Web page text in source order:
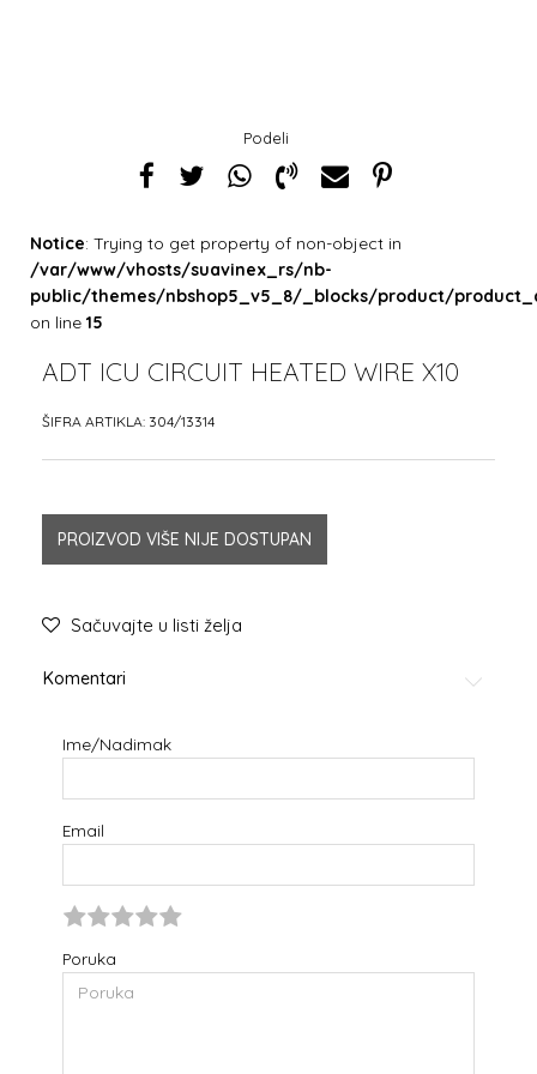
Podeli
Notice: Trying to get property of non-object in
/var/www/vhosts/suavinex_rs/nb-
public/themes/nbshop5_v5_8/_blocks/product/
on line 15
ADT ICU CIRCUIT HEATED WIRE X10
ŠIFRA ARTIKLA: 304/13314
PROIZVOD VIŠE NIJE DOSTUPAN
Sačuvajte u listi želja
Komentari
Ime/Nadimak
Email
Poruka